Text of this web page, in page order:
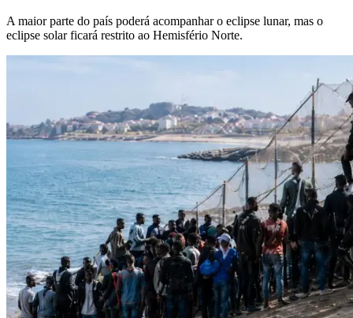
A maior parte do país poderá acompanhar o eclipse lunar, mas o
eclipse solar ficará restrito ao Hemisfério Norte.